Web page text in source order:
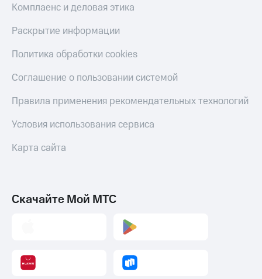
Комплаенс и деловая этика
Раскрытие информации
Политика обработки cookies
Соглашение о пользовании системой
Правила применения рекомендательных технологий
Условия использования сервиса
Карта сайта
Скачайте Мой МТС